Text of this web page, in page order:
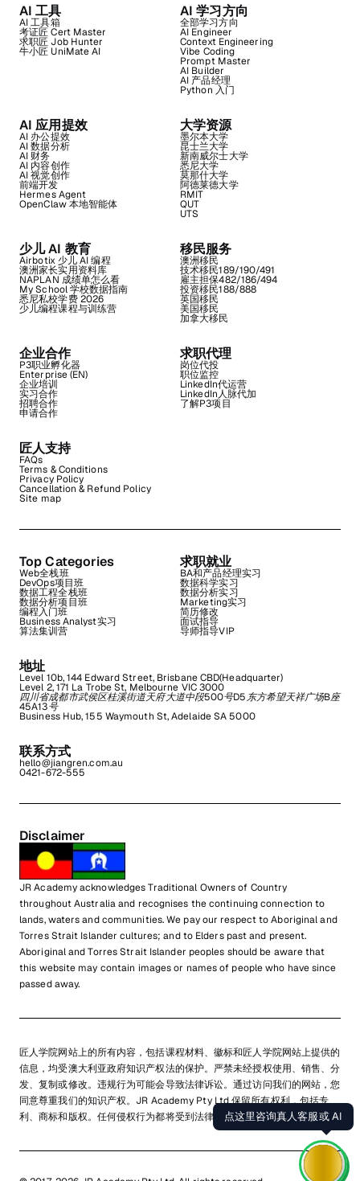
AI 工具
AI 工具箱
考证匠 Cert Master
求职匠 Job Hunter
牛小匠 UniMate AI
AI 学习方向
全部学习方向
AI Engineer
Context Engineering
Vibe Coding
Prompt Master
AI Builder
AI 产品经理
Python 入门
AI 应用提效
AI 办公提效
AI 数据分析
AI 财务
AI 内容创作
AI 视觉创作
前端开发
Hermes Agent
OpenClaw 本地智能体
大学资源
墨尔本大学
昆士兰大学
新南威尔士大学
悉尼大学
莫那什大学
阿德莱德大学
RMIT
QUT
UTS
少儿 AI 教育
Airbotix 少儿 AI 编程
澳洲家长实用资料库
NAPLAN 成绩单怎么看
My School 学校数据指南
悉尼私校学费 2026
少儿编程课程与训练营
移民服务
澳洲移民
技术移民189/190/491
雇主担保482/186/494
投资移民188/888
英国移民
美国移民
加拿大移民
企业合作
P3职业孵化器
Enterprise (EN)
企业培训
实习合作
招聘合作
申请合作
求职代理
岗位代投
职位监控
LinkedIn代运营
LinkedIn人脉代加
了解P3项目
匠人支持
FAQs
Terms & Conditions
Privacy Policy
Cancellation & Refund Policy
Site map
Top Categories
Web全栈班
DevOps项目班
数据工程全栈班
数据分析项目班
编程入门班
Business Analyst实习
算法集训营
求职就业
BA和产品经理实习
数据科学实习
数据分析实习
Marketing实习
简历修改
面试指导
导师指导VIP
地址
Level 10b, 144 Edward Street, Brisbane CBD(Headquarter)
Level 2, 171 La Trobe St, Melbourne VIC 3000
四川省成都市武侯区桂溪街道天府大道中段500号D5东方希望天祥广场B座
45A13号
Business Hub, 155 Waymouth St, Adelaide SA 5000
联系方式
hello@jiangren.com.au
0421-672-555
Disclaimer
JR Academy acknowledges Traditional Owners of Country
throughout Australia and recognises the continuing connection to
lands, waters and communities. We pay our respect to Aboriginal and
Torres Strait Islander cultures; and to Elders past and present.
Aboriginal and Torres Strait Islander peoples should be aware that
this website may contain images or names of people who have since
passed away.
匠人学院网站上的所有内容，包括课程材料、徽标和匠人学院网站上提供的
信息，均受澳大利亚政府知识产权法的保护。严禁未经授权使用、销售、分
发、复制或修改。违规行为可能会导致法律诉讼。通过访问我们的网站，您
同意尊重我们的知识产权。JR Academy Pty Ltd 保留所有权利，包括专
利、商标和版权。任何侵权行为都将受到法律追究。查看用户协议
点这里咨询真人客服或 AI